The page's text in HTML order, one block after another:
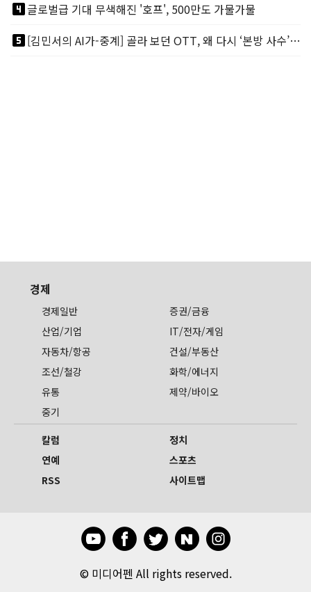
looks_4글로벌급 기대 무색해진 '호프', 500만도 가물가물
looks_5
[김민서의 AI가-중계] 골라 보던 OTT, 왜 다시 ‘본방 사수’를 부르나
경제
경제일반
증권/금융
산업/기업
IT/전자/게임
자동차/항공
건설/부동산
조선/철강
화학/에너지
유통
제약/바이오
중기
칼럼
정치
연예
스포츠
RSS
사이트맵
© 미디어펜 All rights reserved.